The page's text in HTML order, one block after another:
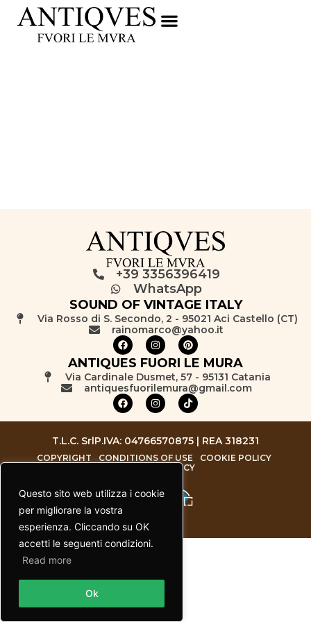
Questo sito web utilizza i cookie
per migliorare la vostra
esperienza. Cliccando su OK
accetti le seguenti condizioni.
Read more
Ok
+39 3356396419
WhatsApp
SOUND OF VINTAGE ITALY
Via Rosso di S. Secondo, 2 - 95021 Aci Castello (CT)
rainomarco@yahoo.it
ANTIQUES FUORI LE MURA
Via Cardinale Dusmet, 57 - 95131 Catania
antiquesfuorilemura@gmail.com
T.L.C. SrlP.IVA: 04766570875 | REA 318231
COPYRIGHT CONDITIONS OF USE
COOKIE POLICY
PRIVACY POLICY